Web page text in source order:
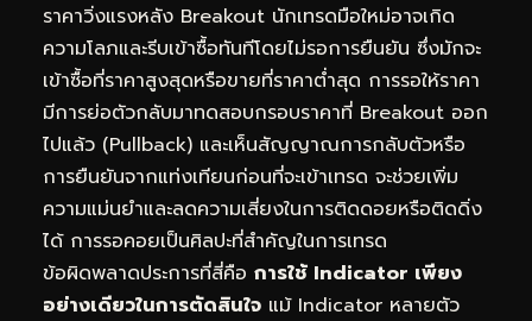
ราคาวิ่งแรงหลัง Breakout นักเทรดมือใหม่อาจเกิด
ความโลภและรีบเข้าซื้อทันทีโดยไม่รอการยืนยัน ซึ่งมักจะ
เข้าซื้อที่ราคาสูงสุดหรือขายที่ราคาต่ำสุด การรอให้ราคา
มีการย่อตัวกลับมาทดสอบกรอบราคาที่ Breakout ออก
ไปแล้ว (Pullback) และเห็นสัญญาณการกลับตัวหรือ
การยืนยันจากแท่งเทียนก่อนที่จะเข้าเทรด จะช่วยเพิ่ม
ความแม่นยำและลดความเสี่ยงในการติดดอยหรือติดดิ่ง
ได้ การรอคอยเป็นศิลปะที่สำคัญในการเทรด
ข้อผิดพลาดประการที่สี่คือ การใช้ Indicator เพียง
อย่างเดียวในการตัดสินใจ แม้ Indicator หลายตัว